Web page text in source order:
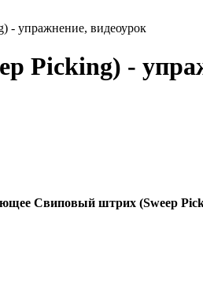
- упражнение, видеоурок
Picking) -
Свиповый штрих (Sweep